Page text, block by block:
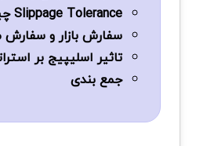
Slippage Tolerance چیست و چگونه تنظیم میشود؟
سفارش بازار و سفارش
تاثیر اسلیپیج بر
جمع بندی